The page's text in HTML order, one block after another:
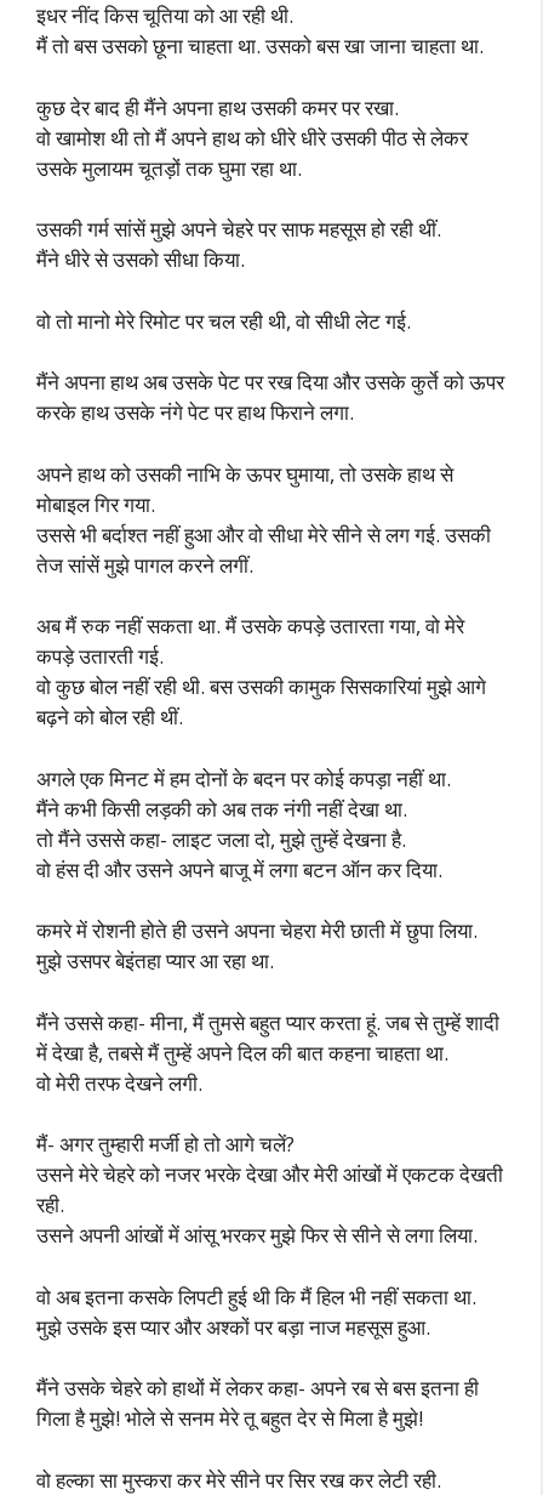
इधर नींद किस चूतिया को आ रही थी.
मैं तो बस उसको छूना चाहता था. उसको बस खा जाना चाहता था.
कुछ देर बाद ही मैंने अपना हाथ उसकी कमर पर रखा.
वो खामोश थी तो मैं अपने हाथ को धीरे धीरे उसकी पीठ से लेकर
उसके मुलायम चूतड़ों तक घुमा रहा था.
उसकी गर्म सांसें मुझे अपने चेहरे पर साफ महसूस हो रही थीं.
मैंने धीरे से उसको सीधा किया.
वो तो मानो मेरे रिमोट पर चल रही थी, वो सीधी लेट गई.
मैंने अपना हाथ अब उसके पेट पर रख दिया और उसके कुर्ते को ऊपर
करके हाथ उसके नंगे पेट पर हाथ फिराने लगा.
अपने हाथ को उसकी नाभि के ऊपर घुमाया, तो उसके हाथ से
मोबाइल गिर गया.
उससे भी बर्दाश्त नहीं हुआ और वो सीधा मेरे सीने से लग गई. उसकी
तेज सांसें मुझे पागल करने लगीं.
अब मैं रुक नहीं सकता था. मैं उसके कपड़े उतारता गया, वो मेरे
कपड़े उतारती गई.
वो कुछ बोल नहीं रही थी. बस उसकी कामुक सिसकारियां मुझे आगे
बढ़ने को बोल रही थीं.
अगले एक मिनट में हम दोनों के बदन पर कोई कपड़ा नहीं था.
मैंने कभी किसी लड़की को अब तक नंगी नहीं देखा था.
तो मैंने उससे कहा- लाइट जला दो, मुझे तुम्हें देखना है.
वो हंस दी और उसने अपने बाजू में लगा बटन ऑन कर दिया.
कमरे में रोशनी होते ही उसने अपना चेहरा मेरी छाती में छुपा लिया.
मुझे उसपर बेइंतहा प्यार आ रहा था.
मैंने उससे कहा- मीना, मैं तुमसे बहुत प्यार करता हूं. जब से तुम्हें शादी
में देखा है, तबसे मैं तुम्हें अपने दिल की बात कहना चाहता था.
वो मेरी तरफ देखने लगी.
मैं- अगर तुम्हारी मर्जी हो तो आगे चलें?
उसने मेरे चेहरे को नजर भरके देखा और मेरी आंखों में एकटक देखती
रही.
उसने अपनी आंखों में आंसू भरकर मुझे फिर से सीने से लगा लिया.
वो अब इतना कसके लिपटी हुई थी कि मैं हिल भी नहीं सकता था.
मुझे उसके इस प्यार और अश्कों पर बड़ा नाज महसूस हुआ.
मैंने उसके चेहरे को हाथों में लेकर कहा- अपने रब से बस इतना ही
गिला है मुझे! भोले से सनम मेरे तू बहुत देर से मिला है मुझे!
वो हल्का सा मुस्करा कर मेरे सीने पर सिर रख कर लेटी रही.